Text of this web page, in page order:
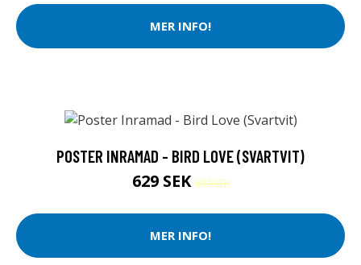
MER INFO!
POSTER INRAMAD - BIRD LOVE (SVARTVIT)
629 SEK699 SEK
MER INFO!